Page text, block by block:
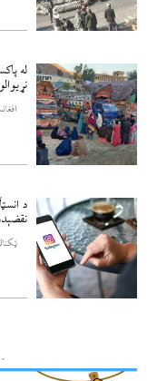
له
د
- Advertisment -